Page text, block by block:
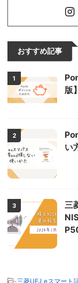
おすすめ記事
1
版
2
い
3
三
-三菱UFJ eスマート